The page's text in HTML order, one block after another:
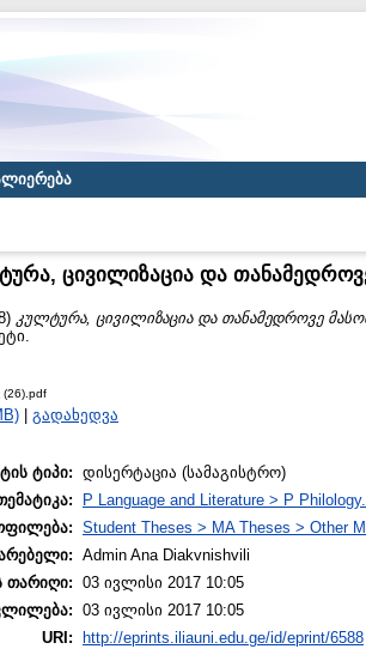
ცივილიზაცია და
კულტურა, ცივილიზაცია და თანამედროვე
(26).pdf
| გადახედვა
ტიპი: დისერტაცია (სამაგისტრო)
P Language and Literature > P
Student Theses > MA Theses > Other
Admin Ana Diakvnishvili
თარიღი:
03 ივლისი 2017 10:05
03 ივლისი 2017 10:05
URI:
http://eprints.iliauni.edu.ge/id/eprint/6588